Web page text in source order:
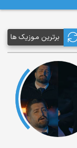
برترین مـوزیک ها